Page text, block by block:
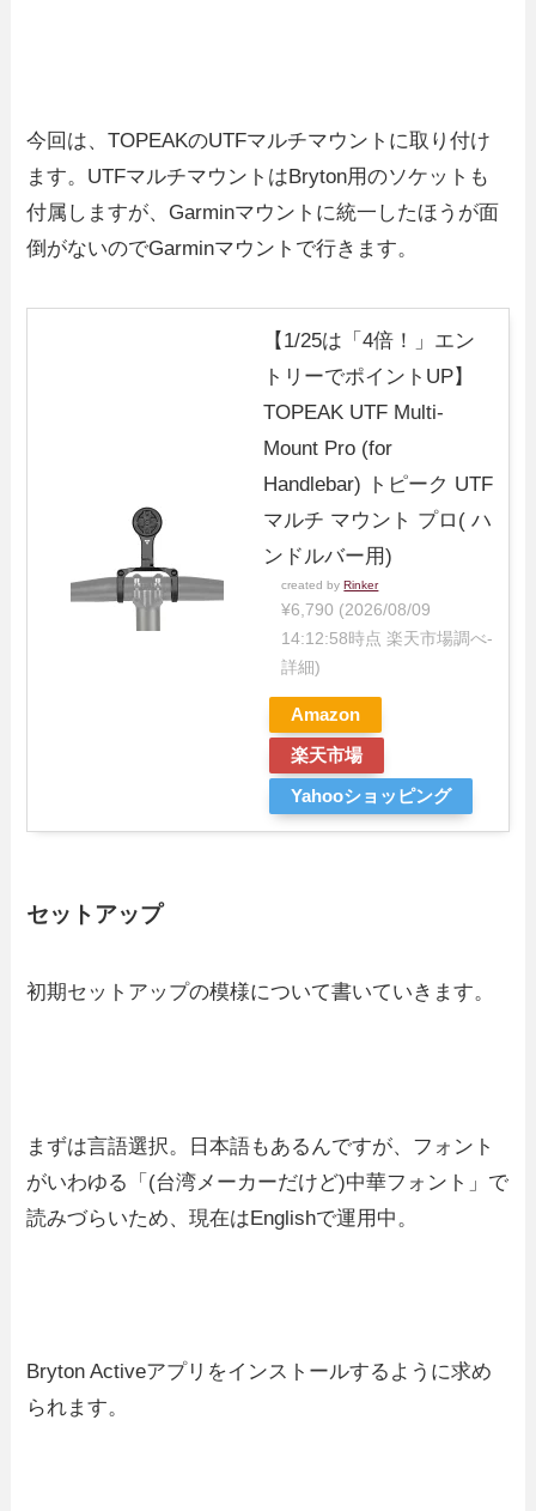
今回は、TOPEAKのUTFマルチマウントに取り付け
ます。UTFマルチマウントはBryton用のソケットも
付属しますが、Garminマウントに統一したほうが面
倒がないのでGarminマウントで行きます。
【1/25は「4倍！」エン
トリーでポイントUP】
TOPEAK UTF Multi-
Mount Pro (for
Handlebar) トピーク UTF
マルチ マウント プロ( ハ
ンドルバー用)
created byRinker
¥6,790 (2026/08/09
14:12:58時点 楽天市場調べ-
詳細)
Amazon
楽天市場
Yahooショッピング
セットアップ
初期セットアップの模様について書いていきます。
まずは言語選択。日本語もあるんですが、フォント
がいわゆる「(台湾メーカーだけど)中華フォント」で
読みづらいため、現在はEnglishで運用中。
Bryton Activeアプリをインストールするように求め
られます。